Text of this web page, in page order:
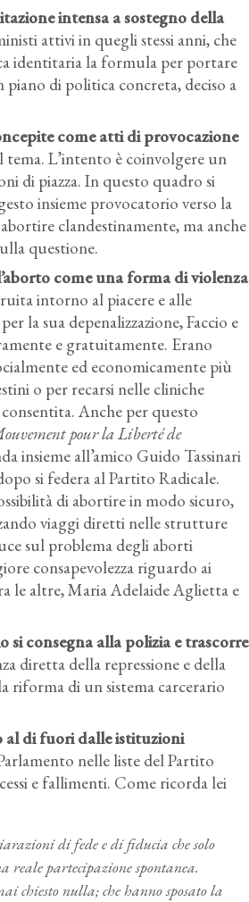
intensa a sostegno della
attivi in quegli stessi anni, che
identitaria la formula per portare
di politica concreta, deciso a
come atti di provocazione
L’intento è coinvolgere un
di piazza. In questo quadro si
insieme provocatorio verso la
clandestinamente, ma anche
questione.
come una forma di violenza
intorno al piacere e alle
la sua depenalizzazione, Faccio e
e gratuitamente. Erano
ed economicamente più
o per recarsi nelle cliniche
Anche per questo
pour la Liberté de
insieme all’amico Guido Tassinari
si federa al Partito Radicale.
di abortire in modo sicuro,
viaggi diretti nelle strutture
sul problema degli aborti
consapevolezza riguardo ai
le altre, Maria Adelaide Aglietta e
consegna alla polizia e trascorre
diretta della repressione e della
riforma di un sistema carcerario
al di fuori dalle istituzioni
nelle liste del Partito
e fallimenti. Come ricorda lei
di fede e di fiducia che solo
reale partecipazione spontanea.
chiesto nulla; che hanno sposato la